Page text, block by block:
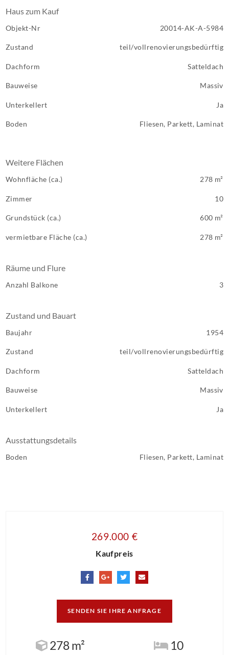
Haus zum Kauf
Objekt-Nr 20014-AK-A-5984
Zustand teil/vollrenovierungsbedürftig
Dachform Satteldach
Bauweise Massiv
Unterkellert Ja
Boden Fliesen, Parkett, Laminat
Weitere Flächen
Wohnfläche (ca.) 278 m²
Zimmer 10
Grundstück (ca.) 600 m²
vermietbare Fläche (ca.) 278 m²
Räume und Flure
Anzahl Balkone 3
Zustand und Bauart
Baujahr 1954
Zustand teil/vollrenovierungsbedürftig
Dachform Satteldach
Bauweise Massiv
Unterkellert Ja
Ausstattungsdetails
Boden Fliesen, Parkett, Laminat
269.000 €
Kaufpreis
SENDEN SIE IHRE ANFRAGE
278 m² 10